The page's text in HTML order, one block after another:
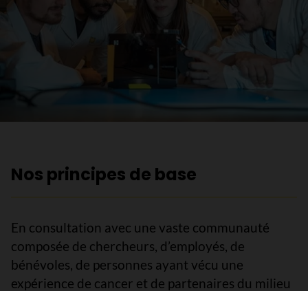
Nos principes de base
En consultation avec une vaste communauté
composée de chercheurs, d’employés, de
bénévoles, de personnes ayant vécu une
expérience de cancer et de partenaires du milieu